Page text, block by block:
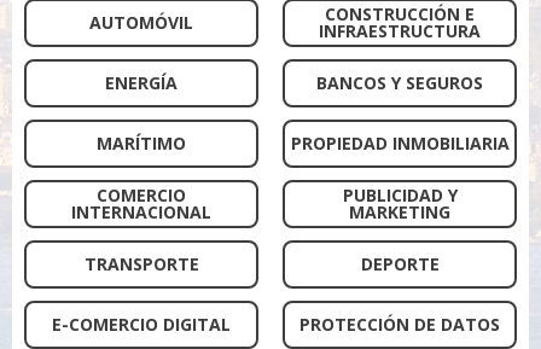
AUTOMÓVIL CONSTRUCCIÓN E
INFRAESTRUCTURA
ENERGÍA BANCOS Y SEGUROS
MARÍTIMO PROPIEDAD INMOBILIARIA
COMERCIO
INTERNACIONAL
PUBLICIDAD Y
MARKETING
TRANSPORTE DEPORTE
E-COMERCIO DIGITAL PROTECCIÓN DE DATOS